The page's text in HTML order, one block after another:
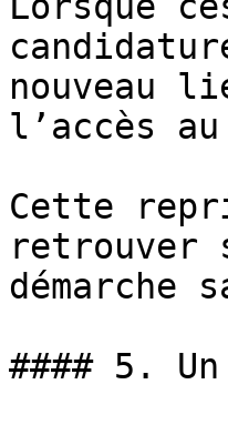
nouveau
l’accès
Cette
retrouver
démarche
#### 5.